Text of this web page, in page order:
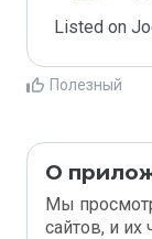
Listed on
Полезный
О
Мы
сайтов, и их